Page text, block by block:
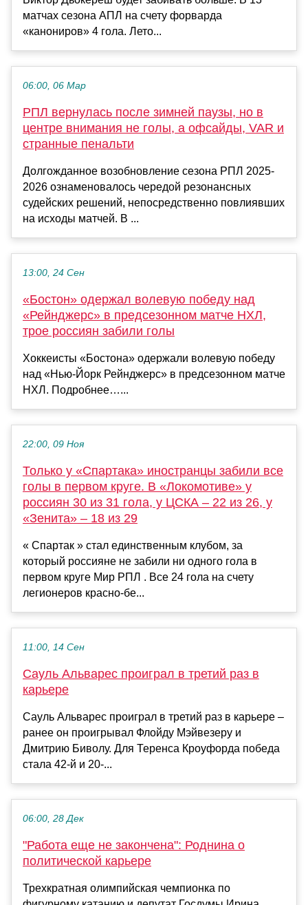
матчах сезона АПЛ на счету форварда
«канониров» 4 гола. Лето...
06:00, 06 Мар
РПЛ вернулась после зимней паузы, но в
центре внимания не голы, а офсайды, VAR и
странные пенальти
Долгожданное возобновление сезона РПЛ 2025-
2026 ознаменовалось чередой резонансных
судейских решений, непосредственно повлиявших
на исходы матчей. В ...
13:00, 24 Сен
«Бостон» одержал волевую победу над
«Рейнджерс» в предсезонном матче НХЛ,
трое россиян забили голы
Хоккеисты «Бостона» одержали волевую победу
над «Нью‑Йорк Рейнджерс» в предсезонном матче
НХЛ. Подробнее…...
22:00, 09 Ноя
Только у «Спартака» иностранцы забили все
голы в первом круге. В «Локомотиве» у
россиян 30 из 31 гола, у ЦСКА – 22 из 26, у
«Зенита» – 18 из 29
« Спартак » стал единственным клубом, за
который россияне не забили ни одного гола в
первом круге Мир РПЛ . Все 24 гола на счету
легионеров красно-бе...
11:00, 14 Сен
Сауль Альварес проиграл в третий раз в
карьере
Сауль Альварес проиграл в третий раз в карьере –
ранее он проигрывал Флойду Мэйвезеру и
Дмитрию Биволу. Для Теренса Кроуфорда победа
стала 42-й и 20-...
06:00, 28 Дек
"Работа еще не закончена": Роднина о
политической карьере
Трехкратная олимпийская чемпионка по